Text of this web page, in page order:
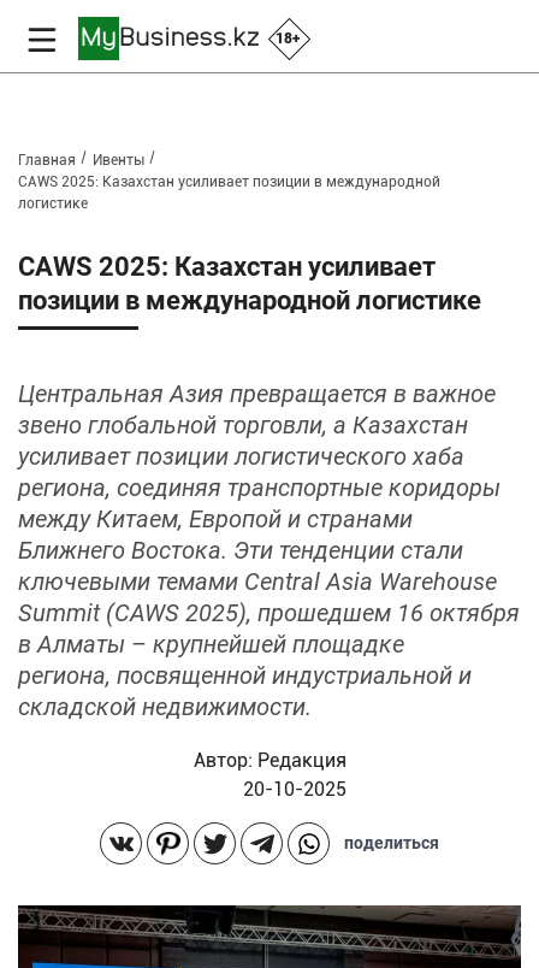
18+
Главная
Ивенты
CAWS 2025: Казахстан усиливает позиции в международной
логистике
CAWS 2025: Казахстан усиливает
позиции в международной логистике
Центральная Азия превращается в важное
звено глобальной торговли, а Казахстан
усиливает позиции логистического хаба
региона, соединяя транспортные коридоры
между Китаем, Европой и странами
Ближнего Востока. Эти тенденции стали
ключевыми темами Central Asia Warehouse
Summit (CAWS 2025), прошедшем 16 октября
в Алматы – крупнейшей площадке
региона, посвященной индустриальной и
складской недвижимости.
поделиться
Автор: Редакция
20-10-2025